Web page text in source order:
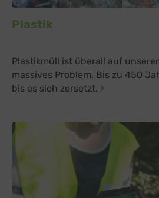
Plastik
Plastikmüll ist überall auf
massives Problem. Bis zu 450
bis es sich zersetzt.